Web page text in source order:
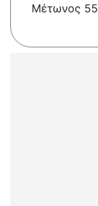
Μέτωνος 55